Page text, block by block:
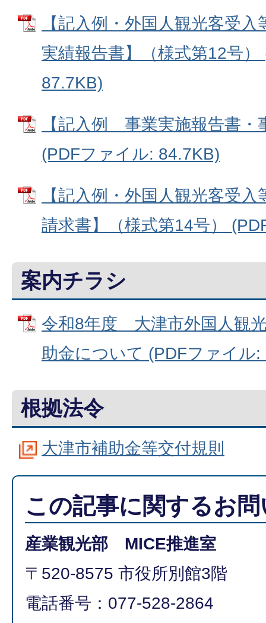
【記入例・外国人観光客受
実績報告書】（様式第12号
87.7KB)
【記入例 事業実施報告書・
(PDFファイル: 84.7KB)
【記入例・外国人観光客受
請求書】（様式第14号）
案内チラシ
令和8年度 大津市外国人観
助金について (PDFファイル:
根拠法令
大津市補助金等交付規則
この記事に関するお
産業観光部 MICE推進室
〒520-8575 市役所別館3階
電話番号：077-528-2864